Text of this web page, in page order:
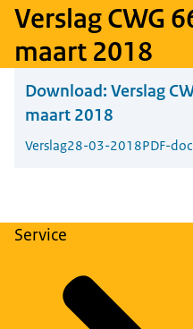
Verslag CWG
maart 2018
Download: Verslag
maart 2018
Verslag28-03-2018PDF-
Service